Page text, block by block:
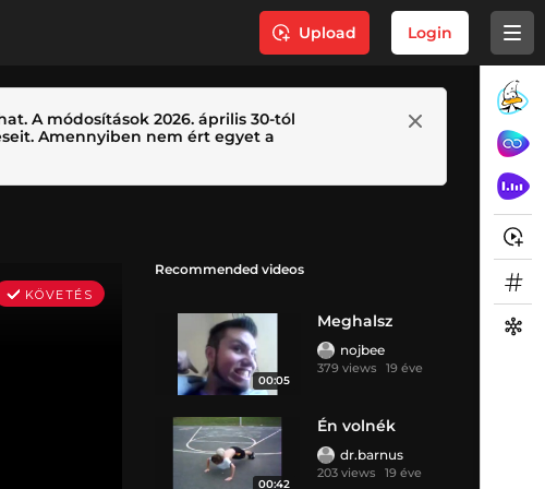
Upload Login
A módosítások 2026. április 30-tól
Amennyiben nem ért egyet a
Recommended videos
00:05
Meghalsz
nojbee
379 views 19 éve
00:42
Én volnék
dr.barnus
203 views 19 éve